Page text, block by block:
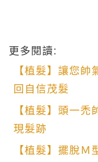
更多閱讀:
【植髮】讓您
回自信茂髮
【植髮】頭一
現髮跡
【植髮】擺脫